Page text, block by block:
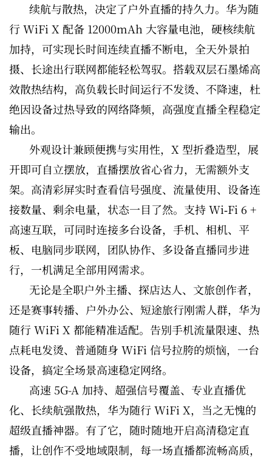
续航与散热，决定了户外直播的持久力。华为随
行 WiFi X 配备 12000mAh 大容量电池，硬核续航
加持，可实现长时间连续直播不断电，全天外景拍
摄、长途出行联网都能轻松驾驭。搭载双层石墨烯高
效散热结构，高负载长时间运行不发烫、不降速，杜
绝因设备过热导致的网络降频，高强度直播全程稳定
输出。
外观设计兼顾便携与实用性，X 型折叠造型，展
开即可自立摆放，直播摆放省心省力，无需额外支
架。高清彩屏实时查看信号强度、流量使用、设备连
接数量、剩余电量，状态一目了然。支持 Wi‑Fi 6 +
高速互联，可同时连接多台设备，手机、相机、平
板、电脑同步联网，团队协作、多设备直播同步进
行，一机满足全部用网需求。
无论是全职户外主播、探店达人、文旅创作者，
还是赛事转播、户外办公、短途旅行刚需人群，华为
随行 WiFi X 都能精准适配。告别手机流量限速、热
点耗电发烫、普通随身 WiFi 信号拉胯的烦恼，一台
设备，搞定全场景高速稳定网络。
高速 5G-A 加持、超强信号覆盖、专业直播优
化、长续航强散热，华为随行 WiFi X，当之无愧的
超级直播神器。有了它，随时随地开启高清稳定直
播，让创作不受地域限制，每一场直播都流畅高质，